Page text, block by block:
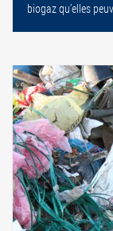
biogaz qu’elles